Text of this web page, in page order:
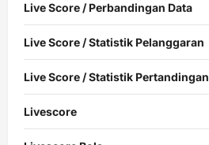
Live Score / Perbandingan Data
Live Score / Statistik Pelanggaran
Live Score / Statistik Pertandingan
Livescore